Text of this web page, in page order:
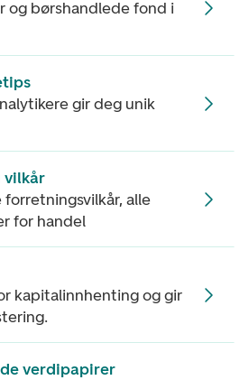
og børshandlede fond i
gir deg unik
vilkår
alle
for handel
kapitalinnhenting og gir
verdipapirer